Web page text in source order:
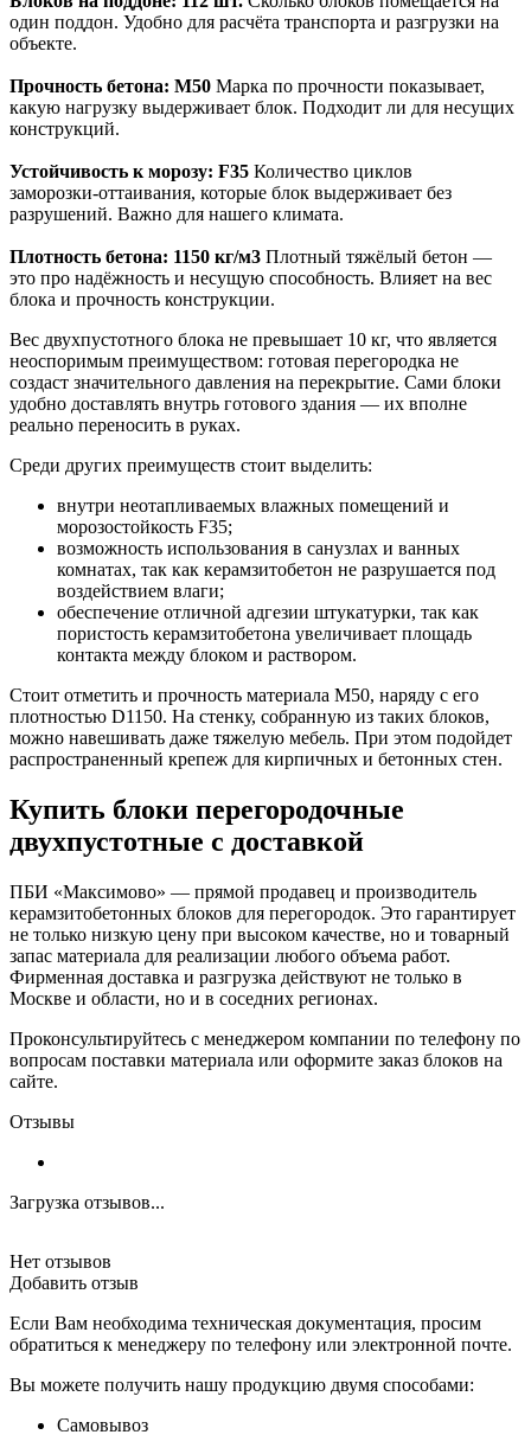
один поддон. Удобно для расчёта транспорта и разгрузки на
объекте.
Прочность бетона: M50 Марка по прочности показывает,
какую нагрузку выдерживает блок. Подходит ли для несущих
конструкций.
Устойчивость к морозу: F35 Количество циклов
заморозки‑оттаивания, которые блок выдерживает без
разрушений. Важно для нашего климата.
Плотность бетона: 1150 кг/м3 Плотный тяжёлый бетон —
это про надёжность и несущую способность. Влияет на вес
блока и прочность конструкции.
Вес двухпустотного блока не превышает 10 кг, что является
неоспоримым преимуществом: готовая перегородка не
создаст значительного давления на перекрытие. Сами блоки
удобно доставлять внутрь готового здания — их вполне
реально переносить в руках.
Среди других преимуществ стоит выделить:
внутри неотапливаемых влажных помещений и
морозостойкость F35;
возможность использования в санузлах и ванных
комнатах, так как керамзитобетон не разрушается под
воздействием влаги;
обеспечение отличной адгезии штукатурки, так как
пористость керамзитобетона увеличивает площадь
контакта между блоком и раствором.
Стоит отметить и прочность материала М50, наряду с его
плотностью D1150. На стенку, собранную из таких блоков,
можно навешивать даже тяжелую мебель. При этом подойдет
распространенный крепеж для кирпичных и бетонных стен.
Купить блоки перегородочные
двухпустотные с доставкой
ПБИ «Максимово» — прямой продавец и производитель
керамзитобетонных блоков для перегородок. Это гарантирует
не только низкую цену при высоком качестве, но и товарный
запас материала для реализации любого объема работ.
Фирменная доставка и разгрузка действуют не только в
Москве и области, но и в соседних регионах.
Проконсультируйтесь с менеджером компании по телефону по
вопросам поставки материала или оформите заказ блоков на
сайте.
Отзывы
Загрузка отзывов...
Нет отзывов
Добавить отзыв
Если Вам необходима техническая документация, просим
обратиться к менеджеру по телефону или электронной почте.
Вы можете получить нашу продукцию двумя способами:
Самовывоз